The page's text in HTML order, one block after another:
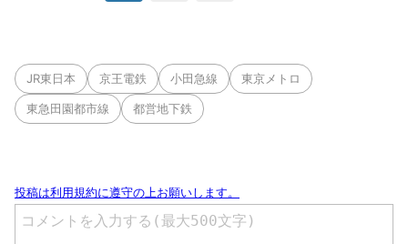
JR東日本 京王電鉄 小田急線 東京メトロ
東急田園都市線 都営地下鉄